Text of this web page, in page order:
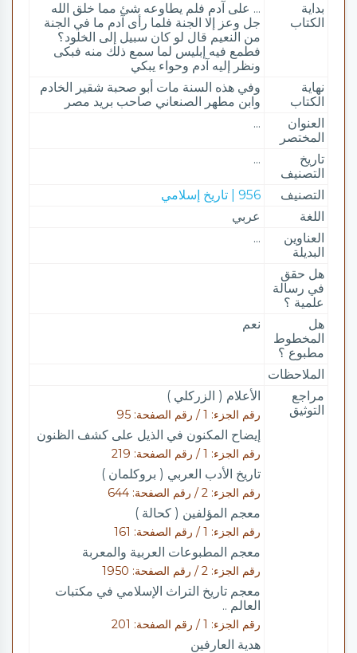
بداية
الكتاب
... على آدم فلم يطاوعه شئ مما خلق الله
جل وعز إلا الجنة فلما رأى آدم ما في الجنة
من النعيم قال لو كان سبيل إلى الخلود؟
فطمع فيه إبليس لما سمع ذلك منه فبكى
ونظر إليه آدم وحواء يبكي
نهاية
الكتاب
وفي هذه السنة مات أبو صحبة شقير الخادم
وابن مطهر الصنعاني صاحب بريد مصر
العنوان
المختصر
...
تاريخ
التصنيف
...
التصنيف
956 | تاريخ إسلامي
اللغة
عربي
العناوين
البديلة
...
هل حقق
في رسالة
علمية ؟
هل
المخطوط
مطبوع ؟
نعم
الملاحظات
مراجع
التوثيق
الأعلام ( الزركلي )
رقم الجزء: 1 / رقم الصفحة: 95
إيضاح المكنون في الذيل على كشف الظنون
رقم الجزء: 1 / رقم الصفحة: 219
تاريخ الأدب العربي ( بروكلمان )
رقم الجزء: 2 / رقم الصفحة: 644
معجم المؤلفين ( كحالة )
رقم الجزء: 1 / رقم الصفحة: 161
معجم المطبوعات العربية والمعربة
رقم الجزء: 2 / رقم الصفحة: 1950
معجم تاريخ التراث الإسلامي في مكتبات
العالم ..
رقم الجزء: 1 / رقم الصفحة: 201
هدية العارفين